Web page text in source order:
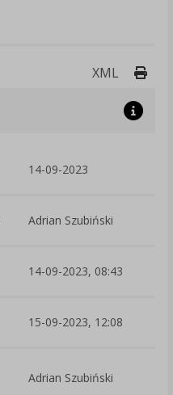
XML
14-09-2023
Adrian Szubiński
14-09-2023, 08:43
15-09-2023, 12:08
Adrian Szubiński